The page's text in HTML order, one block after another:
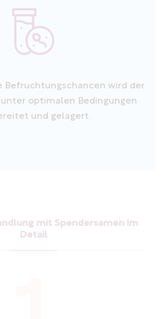
Befruchtungschancen wird der
optimalen Bedingungen
und gelagert.
mit Spendersamen im
Detail